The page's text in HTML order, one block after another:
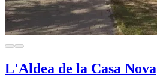
L'Aldea de la Casa Nova